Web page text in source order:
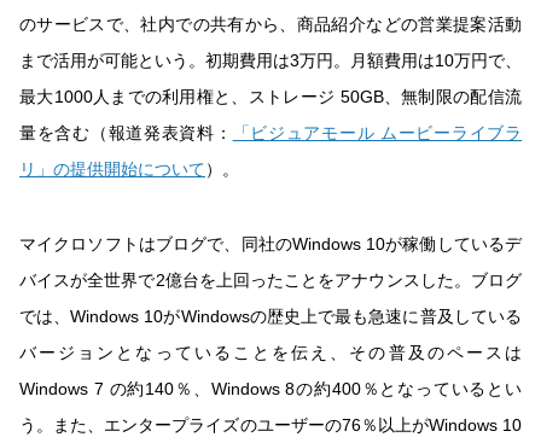
のサービスで、社内での共有から、商品紹介などの営業提案活動
まで活用が可能という。初期費用は3万円。月額費用は10万円で、
最大1000人までの利用権と、ストレージ 50GB、無制限の配信流
量を含む（報道発表資料：
「ビジュアモール ムービーライブラ
リ」の提供開始について）。
マイクロソフトはブログで、同社のWindows 10が稼働しているデ
バイスが全世界で2億台を上回ったことをアナウンスした。ブログ
では、Windows 10がWindowsの歴史上で最も急速に普及している
バージョンとなっていることを伝え、その普及のペースは
Windows 7 の約140％、Windows 8の約400％となっているとい
う。また、エンタープライズのユーザーの76％以上がWindows 10